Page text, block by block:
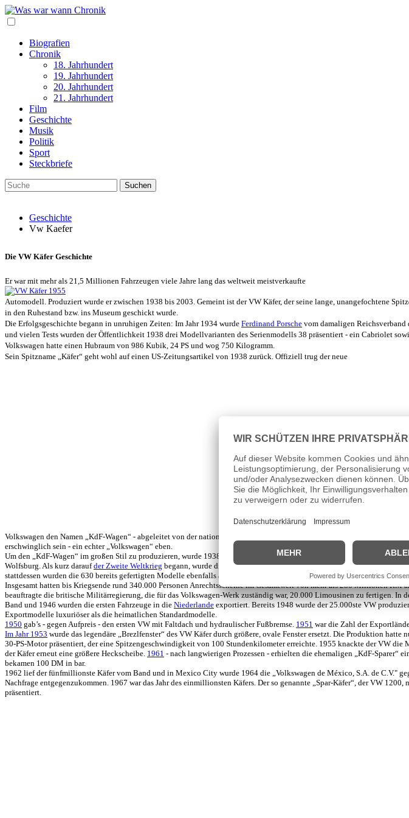
Biografien
Chronik
18. Jahrhundert
19. Jahrhundert
20. Jahrhundert
21. Jahrhundert
Film
Geschichte
Musik
Politik
Sport
Steckbriefe
Geschichte
Vw Kaefer
Die VW Käfer Geschichte
Er war mit mehr als 21,5 Millionen Fahrzeugen viele Jahre lang das weltweit meistverkaufte
Automodell. Produziert wurde er zwischen 1938 bis 2003. Gemeint ist der VW Käfer, der seine lange, unangefochtene
in den Ruhestand bzw. ins Museum geschickt wurde.
Die Erfolgsgeschichte begann in unruhigen Zeiten: Im Jahr 1934 wurde Ferdinand Porsche vom damaligen
und vielen Tests wurden der Öffentlichkeit 1938 drei Modellvarianten des Serienmodells 38 präsentiert - ein Cabriolet
Volkswagen hatte einen Hubraum von 986 Kubik, 24 PS und wog 750 Kilogramm.
Sein Spitzname „Käfer“ geht wohl auf einen US-Zeitungsartikel von 1938 zurück. Offiziell trug der neue
Volkswagen den Namen „KdF-Wagen“ - abgeleitet von der nationalsozialistischen Organisation „Kraft durch Freude“.
erschwinglich sein - ein echter „Volkswagen“ eben.
Um den „KdF-Wagen“ im großen Stil zu produzieren, wurde 1938 in der Nähe von Fallersleben der Bau des
Wolfsburg. Als kurz daraufder Zweite Weltkrieg begann, wurde die zivile Autoproduktion zugunsten der Produktion von
stattdessen wurden die 630 bereits gefertigten Modelle ebenfalls an das Militär abgegeben.
Insgesamt hatten bis Kriegsende rund 340.000 Personen Anrechtsscheine im Gesamtwert von mehr als 280 Millionen
beauftragte die britische Militärregierung, die für das Volkswagen-Werk zuständig war, 20.000 Limousinen zu fertigen.
Band und 1946 wurden die ersten Fahrzeuge in die Niederlande exportiert. Bereits 1948 wurde der 25.000ste VW
Exportmodelle luxuriöser als die heimatlichen Standardmodelle.
1950 gab’s - gegen Aufpreis - den ersten VW mit Faltdach und hydraulischer Fußbremse. 1951 war die Zahl der
Im Jahr 1953 wurde das legendäre „Brezlfenster“ des VW Käfer durch größere, ovale Fenster ersetzt. Die Produktion
30-PS-Motor präsentiert, der eine Spitzengeschwindigkeit von 100 Stundenkilometer erreichte. 1955 knackte der VW
der Käfer erneut eine größere Heckscheibe. 1961 - nach langwierigen Prozessen - erhielten die ehemaligen „KdF-Sparer“
bekamen 100 DM in bar.
1962 lief der fünfmillionste Käfer vom Band und in Mexico City wurde 1964 die „Volkswagen de México, S.A. de C.V."
Nachfrage entgegenzukommen. 1967 war das Jahr des einmillionsten Käfers. Der so genannte „Spar-Käfer“, der VW
präsentiert.